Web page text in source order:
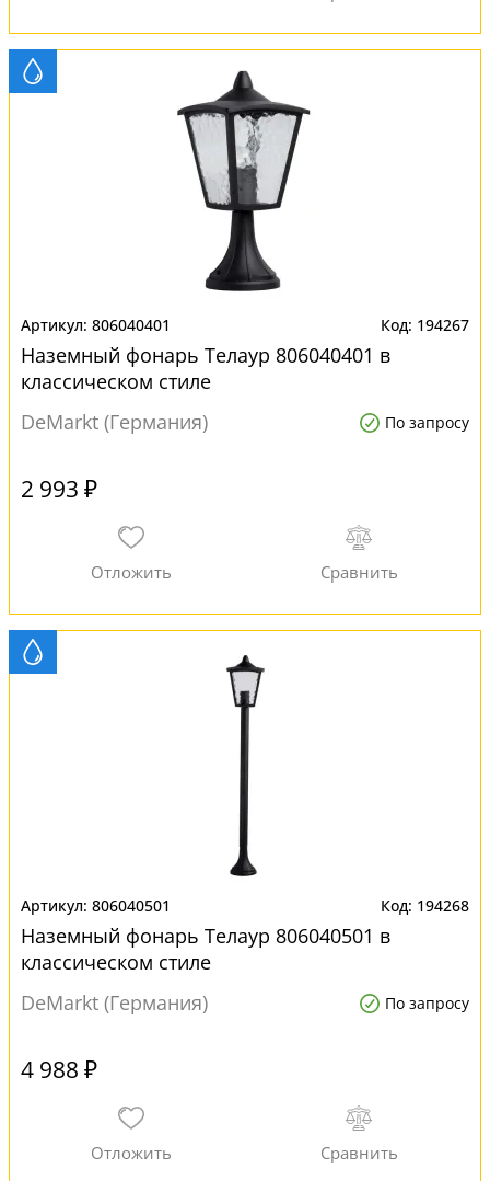
806040401 194267
Наземный фонарь Телаур 806040401 в
классическом стиле
DeMarkt (Германия)
По запросу
2 993 ₽
806040501 194268
Наземный фонарь Телаур 806040501 в
классическом стиле
DeMarkt (Германия)
По запросу
4 988 ₽